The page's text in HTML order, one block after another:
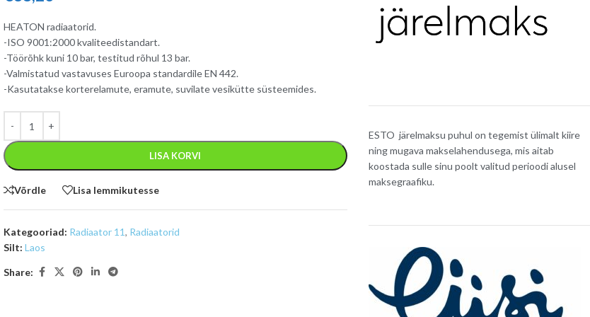
HEATON radiaatorid.
-ISO 9001:2000 kvaliteedistandart.
-Töörõhk kuni 10 bar, testitud rõhul 13 bar.
-Valmistatud vastavuses Euroopa standardile EN 442.
-Kasutatakse korterelamute, eramute, suvilate vesikütte süsteemides.
LISA KORVI
Võrdle Lisa lemmikutesse
Kategooriad: Radiaator 11, Radiaatorid
Silt: Laos
Share:
ESTO järelmaksu puhul on tegemist ülimalt kiire
ning mugava makselahendusega, mis aitab
koostada sulle sinu poolt valitud perioodi alusel
maksegraafiku.